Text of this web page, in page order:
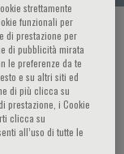
strettamente
funzionali per
di prestazione per
di pubblicità mirata
le preferenze da te
e su altri siti ed
di più clicca su
prestazione, i Cookie
clicca su
all’uso di tutte le